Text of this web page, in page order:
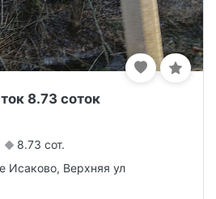
8.73 соток
8.73 сот.
Исаково, Верхняя ул